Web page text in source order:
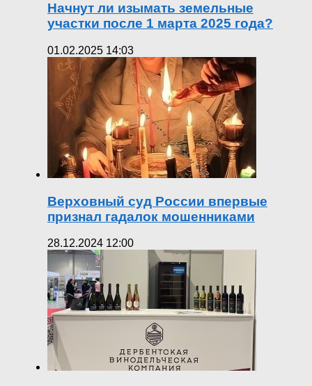
Начнут ли изымать земельные
участки после 1 марта 2025 года?
01.02.2025 14:03
Верховный суд России впервые
признал гадалок мошенниками
28.12.2024 12:00